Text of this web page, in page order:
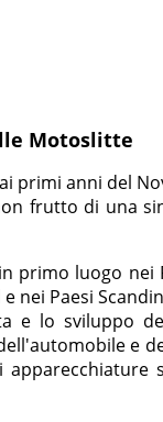
Motoslitte
primi anni del
frutto di una
primo luogo
nei Paesi
e lo sviluppo
e
apparecchiature